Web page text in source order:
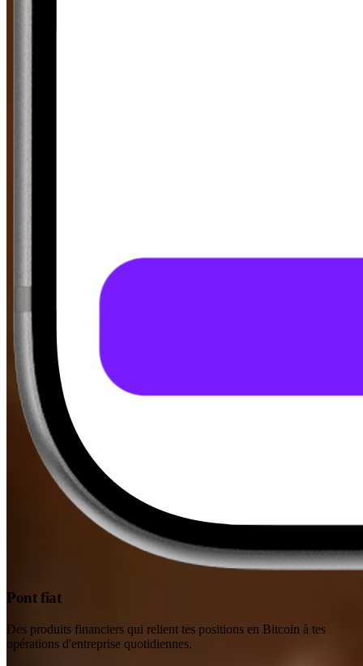
Pont fiat
Des produits financiers qui relient tes positions en Bitcoin à tes
opérations d'entreprise quotidiennes.